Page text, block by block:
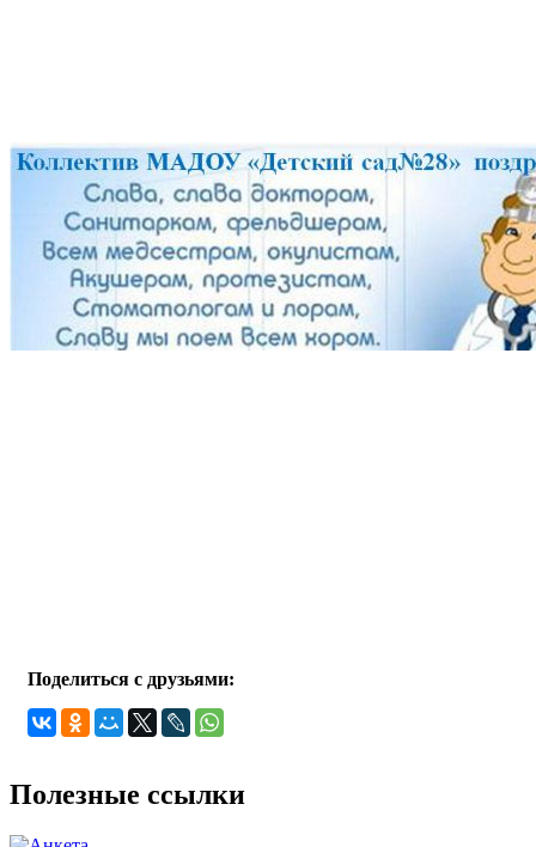
Поделиться с друзьями:
Полезные ссылки